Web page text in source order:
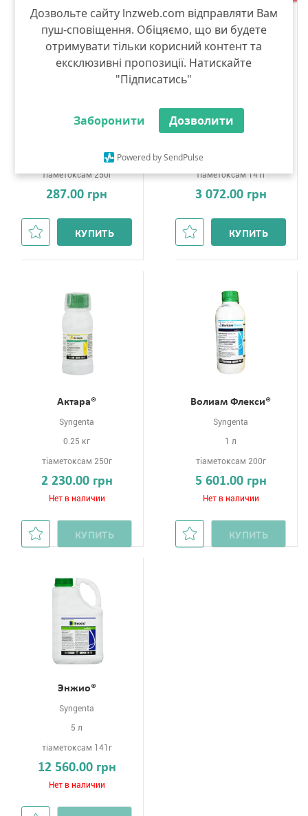
Дозвольте сайту lnzweb.com відправляти Вам
пуш-сповіщення. Обіцяємо, що ви будете
отримувати тільки корисний контент та
ексклюзивні пропозиції. Натискайте
"Підписатись"
Заборонити Дозволити
Powered by SendPulse
Октант, ВГ
фольгований пакет 0.5
тіаметоксам 250г
287.00 грн
КУПИТЬ
DEFENDA
тіаметоксам 141г
3 072.00 грн
КУПИТЬ
Актара®
Syngenta
0.25 кг
тіаметоксам 250г
2 230.00 грн
Нет в наличии
КУПИТЬ
Волиам Флекси®
Syngenta
1 л
тіаметоксам 200г
5 601.00 грн
Нет в наличии
КУПИТЬ
Энжио®
Syngenta
5 л
тіаметоксам 141г
12 560.00 грн
Нет в наличии